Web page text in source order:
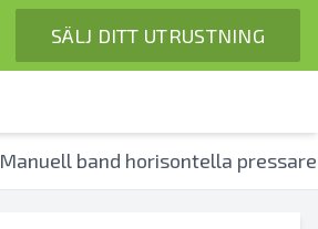
SÄLJ DITT UTRUSTNING
band horisontella pressare